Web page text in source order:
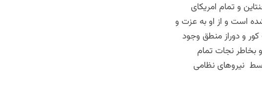
و تمام امریکای
است و از او به عزت و
و دوراز منطق وجود
و بخاطر نجات تمام
نیروهای نظامی